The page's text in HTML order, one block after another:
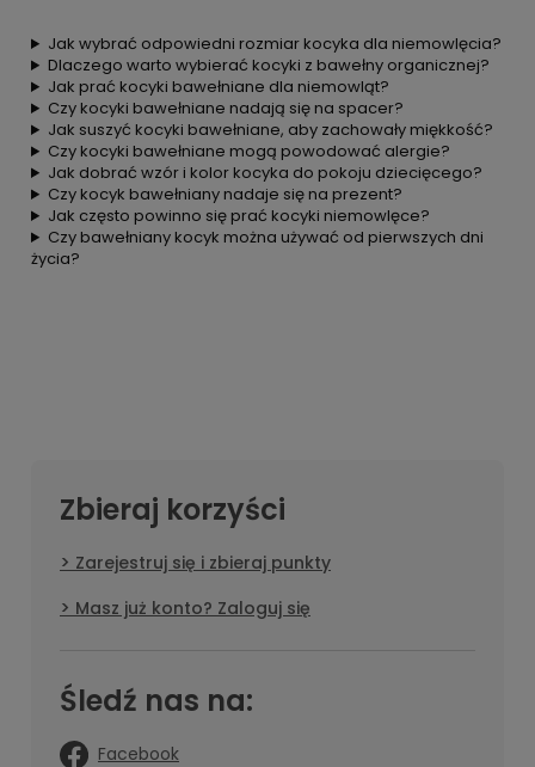
Jak wybrać odpowiedni rozmiar kocyka dla niemowlęcia?
Dlaczego warto wybierać kocyki z bawełny organicznej?
Jak prać kocyki bawełniane dla niemowląt?
Czy kocyki bawełniane nadają się na spacer?
Jak suszyć kocyki bawełniane, aby zachowały miękkość?
Czy kocyki bawełniane mogą powodować alergie?
Jak dobrać wzór i kolor kocyka do pokoju dziecięcego?
Czy kocyk bawełniany nadaje się na prezent?
Jak często powinno się prać kocyki niemowlęce?
Czy bawełniany kocyk można używać od pierwszych dni
życia?
Zbieraj korzyści
Zarejestruj się i zbieraj punkty
Masz już konto? Zaloguj się
Śledź nas na:
Facebook